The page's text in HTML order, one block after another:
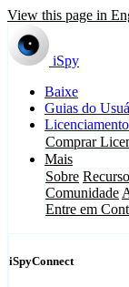
View this page in
iSpy
Baixe
Guias do
Licenciamento
Comprar
Mais
Sobre
Comunidade
Entre em
iSpyConnect